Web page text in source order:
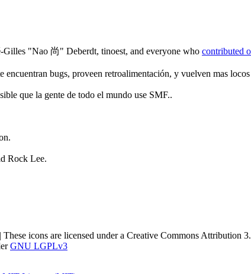
Gilles "Nao 尚" Deberdt, tinoest, and everyone who contributed
encuentran bugs, proveen retroalimentación, y vuelven mas
que la gente de todo el mundo use SMF..
Rock Lee.
icons are licensed under a Creative Commons Attribution
GNU LGPLv3